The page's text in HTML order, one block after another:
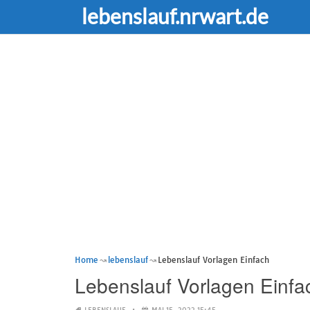
lebenslauf.nrwart.de
Home lebenslauf Lebenslauf Vorlagen Einfach
Lebenslauf Vorlagen